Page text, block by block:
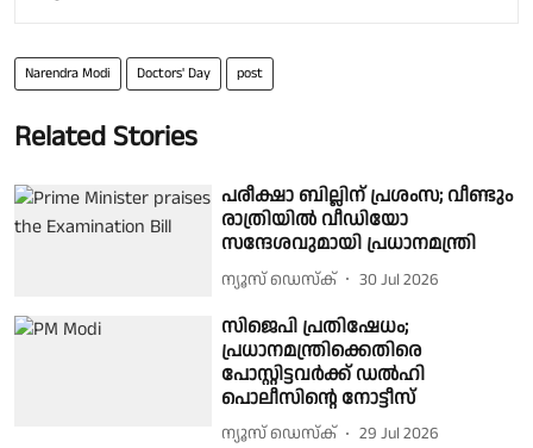
Narendra Modi Doctors' Day post
Related Stories
പരീക്ഷാ ബില്ലിന് പ്രശംസ; വീണ്ടും
രാത്രിയിൽ വീഡിയോ
സന്ദേശവുമായി പ്രധാനമന്ത്രി
ന്യൂസ് ഡെസ്ക് 30 Jul 2026
സിജെപി പ്രതിഷേധം;
പ്രധാനമന്ത്രിക്കെതിരെ
പോസ്റ്റിട്ടവർക്ക് ഡൽഹി
പൊലീസിൻ്റെ നോട്ടീസ്
ന്യൂസ് ഡെസ്ക് 29 Jul 2026